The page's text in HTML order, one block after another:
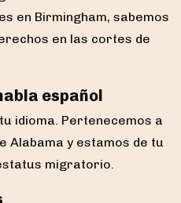
en Birmingham, sabemos
en las cortes de
español
idioma. Pertenecemos a
Alabama y estamos de tu
migratorio.